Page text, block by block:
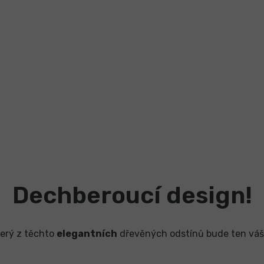
Dechberoucí design!
z těchto elegantních dřevěných odstínů bude ten